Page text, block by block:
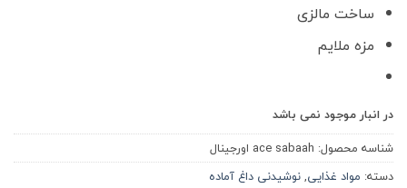
ساخت مالزی
مزه ملایم
در انبار موجود نمی باشد
شناسه محصول: ace sabaah اورجینال
دسته: مواد غذایی,نوشیدنی داغ آماده